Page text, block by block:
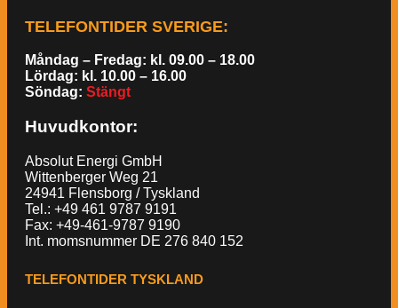
TELEFONTIDER SVERIGE:
Måndag – Fredag: kl. 09.00 – 18.00
Lördag: kl. 10.00 – 16.00
Söndag: Stängt
Huvudkontor:
Absolut Energi GmbH
Wittenberger Weg 21
24941 Flensborg / Tyskland
Tel.: +49 461 9787 9191
Fax: +49-461-9787 9190
Int. momsnummer DE 276 840 152
TELEFONTIDER TYSKLAND